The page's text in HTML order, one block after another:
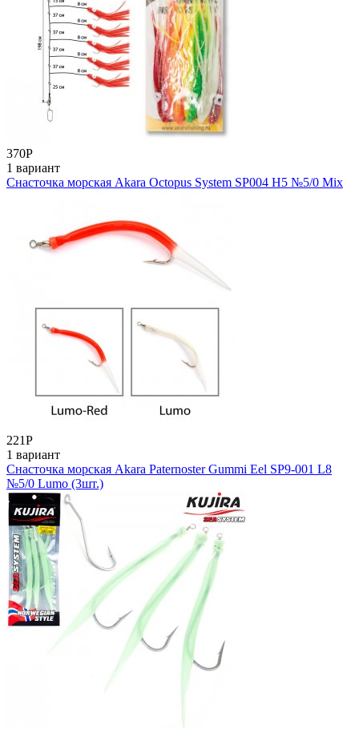
370Р
1 вариант
Снасточка морская Akara Octopus System SP004 H5 №5/0 Mix
221Р
1 вариант
Снасточка морская Akara Paternoster Gummi Eel SP9-001 L8
№5/0 Lumo (3шт.)